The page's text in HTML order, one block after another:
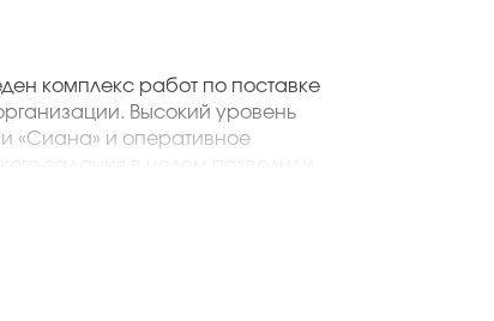
комплекс работ по поставке
Высокий уровень
«Сиана» и оперативное
графиком и